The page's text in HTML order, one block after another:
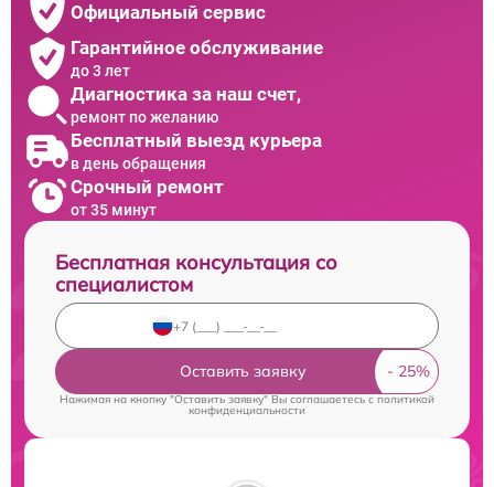
Официальный сервис
Гарантийное обслуживание
до 3 лет
Диагностика за наш счет,
ремонт по желанию
Бесплатный выезд курьера
в день обращения
Срочный ремонт
от 35 минут
Бесплатная консультация со
специалистом
Оставить заявку
Нажимая на кнопку "Оставить заявку" Вы соглашаетесь cполитикой
конфиденциальности